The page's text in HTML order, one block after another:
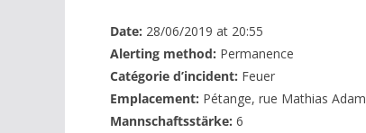
Date: 28/06/2019 at 20:55
Alerting method: Permanence
Catégorie d’incident: Feuer
Emplacement: Pétange, rue Mathias Adam
Mannschaftsstärke: 6